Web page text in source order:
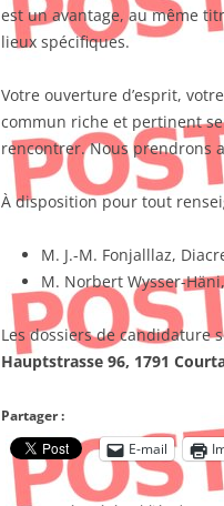
est un avantage, au même
lieux spécifiques.
Votre ouverture d’esprit,
commun riche et pertinent
rencontrer. Nous prendrons
À disposition pour tout
M. J.-M. Fonjalllaz,
M. Norbert Wysser-
Les dossiers de candidature
Hauptstrasse 96, 1791
Partager :
E-mail